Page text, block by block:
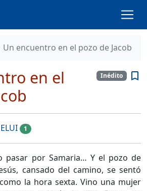
Un encuentro en el pozo de Jacob
Inédito bookmark_border
en el
1
pasar por Samaria… Y el pozo de
cansado del camino, se sentó
la hora sexta. Vino una mujer